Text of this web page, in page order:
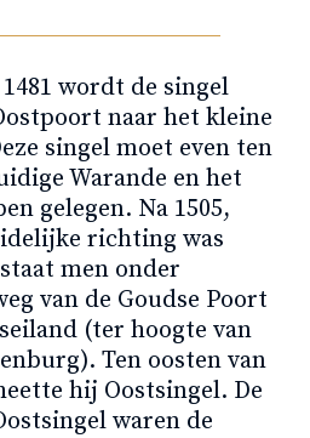
wordt de singel
naar het kleine
singel moet even ten
Warande en het
gelegen. Na 1505,
richting was
men onder
van de Goudse Poort
(ter hoogte van
Ten oosten van
hij Oostsingel. De
waren de